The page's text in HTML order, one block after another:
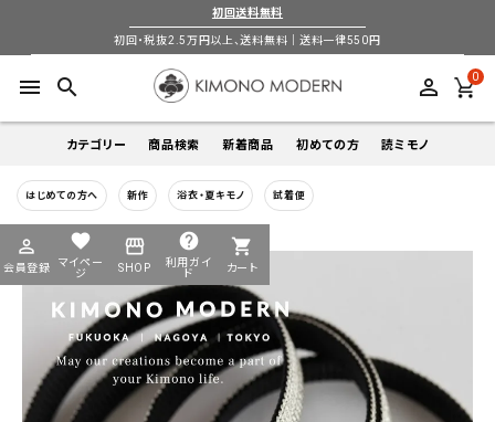
初回送料無料
初回・税抜2.5万円以上、送料無料｜送料一律550円
menu search perm_identity 0
カテゴリー
着物
帯
羽織
襦袢
商品検索
キーワードから探す
search
季節から探す
通年 5-9月 夏季以外通年 春 夏 秋
新着商品 初めての方 読ミモノ
はじめての方へ 新作 浴衣・夏キモノ 試着便
perm_identity
会員登録
favorite
マイペー
ジ
storefront
SHOP
help
利用ガイ
ド
shopping_cart
カート
ログイン perm_identity 会員登録
ようこそ ゲスト 様